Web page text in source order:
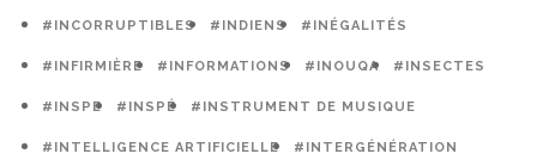
#INCORRUPTIBLES #INDIENS #INÉGALITÉS
#INFIRMIÈRE #INFORMATIONS #INOUQA #INSECTES
#INSPE #INSPÉ #INSTRUMENT DE MUSIQUE
#INTELLIGENCE ARTIFICIELLE #INTERGÉNÉRATION